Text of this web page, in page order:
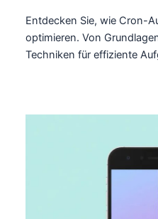
Entdecken Sie, wie Cron-
optimieren. Von
Techniken für effiziente